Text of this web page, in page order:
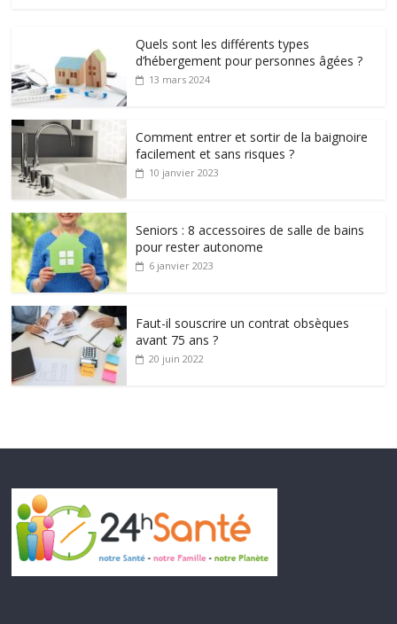
Quels sont les différents types
d’hébergement pour personnes âgées ?
13 mars 2024
Comment entrer et sortir de la baignoire
facilement et sans risques ?
10 janvier 2023
Seniors : 8 accessoires de salle de bains
pour rester autonome
6 janvier 2023
Faut-il souscrire un contrat obsèques
avant 75 ans ?
20 juin 2022